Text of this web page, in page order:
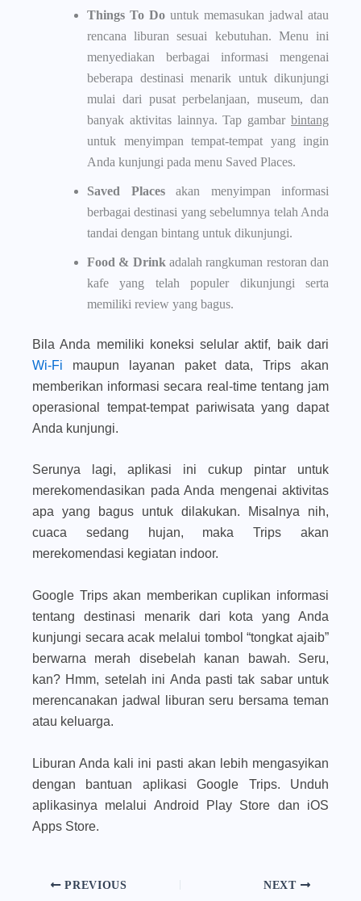
Things To Do untuk memasukan jadwal atau
rencana liburan sesuai kebutuhan. Menu ini
menyediakan berbagai informasi mengenai
beberapa destinasi menarik untuk dikunjungi
mulai dari pusat perbelanjaan, museum, dan
banyak aktivitas lainnya. Tap gambar bintang
untuk menyimpan tempat-tempat yang ingin
Anda kunjungi pada menu Saved Places.
Saved Placesakan menyimpan informasi
berbagai destinasi yang sebelumnya telah Anda
tandai dengan bintang untuk dikunjungi.
Food & Drink adalah rangkuman restoran dan
kafe yang telah populer dikunjungi serta
memiliki review yang bagus.
Bila Anda memiliki koneksi selular aktif, baik dari
Wi-Fi maupun layanan paket data, Trips akan
memberikan informasi secara real-time tentang jam
operasional tempat-tempat pariwisata yang dapat
Anda kunjungi.
Serunya lagi, aplikasi ini cukup pintar untuk
merekomendasikan pada Anda mengenai aktivitas
apa yang bagus untuk dilakukan. Misalnya nih,
cuaca sedang hujan, maka Trips akan
merekomendasi kegiatan indoor.
Google Trips akan memberikan cuplikan informasi
tentang destinasi menarik dari kota yang Anda
kunjungi secara acak melalui tombol “tongkat ajaib”
berwarna merah disebelah kanan bawah. Seru,
kan? Hmm, setelah ini Anda pasti tak sabar untuk
merencanakan jadwal liburan seru bersama teman
atau keluarga.
Liburan Anda kali ini pasti akan lebih mengasyikan
dengan bantuan aplikasi Google Trips. Unduh
aplikasinya melalui Android Play Store dan iOS
Apps Store.
PREVIOUS NEXT